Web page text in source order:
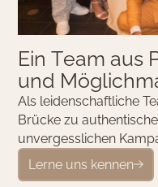
Ein Team aus
und Möglichm
Als leidenschaftliche
Brücke zu
unvergesslichen
Lerne uns kennen